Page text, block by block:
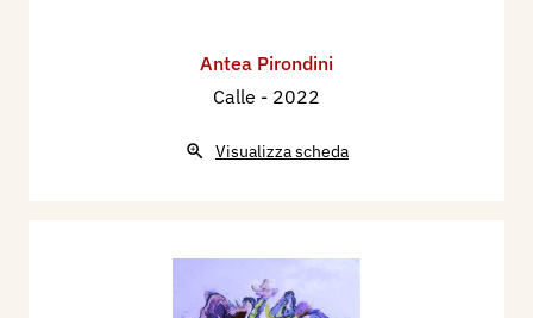
Antea Pirondini
Calle - 2022
Visualizza scheda